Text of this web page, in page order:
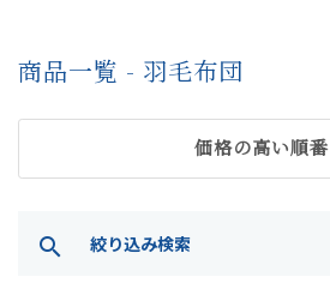
商品一覧 - 羽毛布団
価格の高い順番
search 絞り込み検索